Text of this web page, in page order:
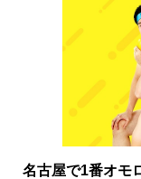
名古屋で1番オモ